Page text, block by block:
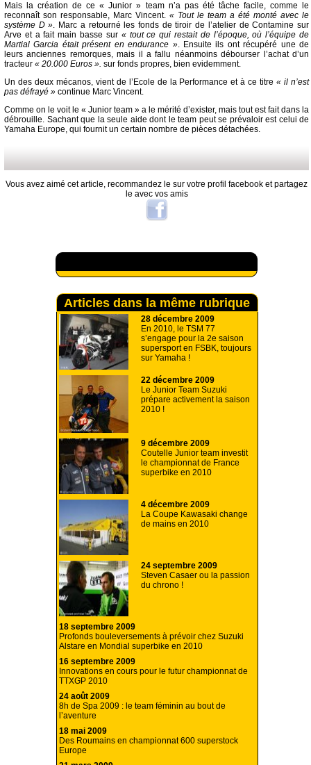
Mais la création de ce « Junior » team n’a pas été tâche facile, comme le
reconnaît son responsable, Marc Vincent.« Tout le team a été monté avec le
système D ». Marc a retourné les fonds de tiroir de l’atelier de Contamine sur
Arve et a fait main basse sur « tout ce qui restait de l’époque, où l’équipe de
Martial Garcia était présent en endurance ». Ensuite ils ont récupéré une de
leurs anciennes remorques, mais il a fallu néanmoins débourser l’achat d’un
tracteur « 20.000 Euros ». sur fonds propres, bien evidemment.
Un des deux mécanos, vient de l’Ecole de la Performance et à ce titre« il n’est
pas défrayé » continue Marc Vincent.
Comme on le voit le « Junior team » a le mérité d’exister, mais tout est fait dans la
débrouille. Sachant que la seule aide dont le team peut se prévaloir est celui de
Yamaha Europe, qui fournit un certain nombre de pièces détachées.
Vous avez aimé cet article, recommandez le sur votre profil facebook et partagez
le avec vos amis
Articles dans la même rubrique
28 décembre 2009
En 2010, le TSM 77
s’engage pour la 2e saison
supersport en FSBK, toujours
sur Yamaha !
22 décembre 2009
Le Junior Team Suzuki
prépare activement la saison
2010 !
9 décembre 2009
Coutelle Junior team investit
le championnat de France
superbike en 2010
4 décembre 2009
La Coupe Kawasaki change
de mains en 2010
24 septembre 2009
Steven Casaer ou la passion
du chrono !
18 septembre 2009
Profonds bouleversements à prévoir chez Suzuki
Alstare en Mondial superbike en 2010
16 septembre 2009
Innovations en cours pour le futur championnat de
TTXGP 2010
24 août 2009
8h de Spa 2009 : le team féminin au bout de
l’aventure
18 mai 2009
Des Roumains en championnat 600 superstock
Europe